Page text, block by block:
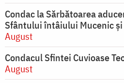
Condac la Sărbătoarea
Sfântului întâiului Mucenic
August
Condacul Sfintei Cuvioase
August